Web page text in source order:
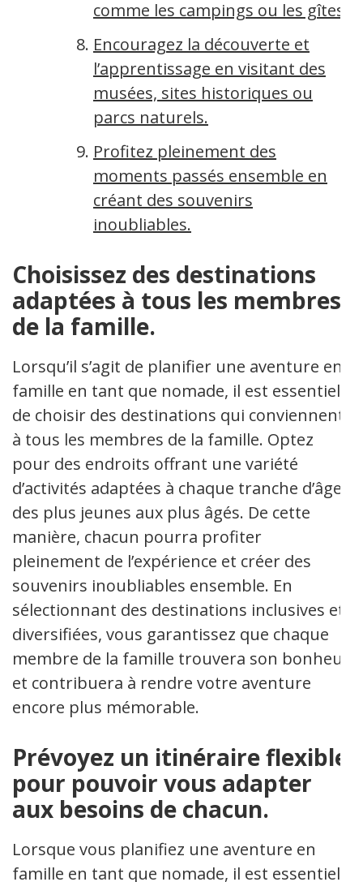
comme les campings ou les gîtes.
Encouragez la découverte et
l’apprentissage en visitant des
musées, sites historiques ou
parcs naturels.
Profitez pleinement des
moments passés ensemble en
créant des souvenirs
inoubliables.
Choisissez des destinations
adaptées à tous les membres
de la famille.
Lorsqu’il s’agit de planifier une aventure en
famille en tant que nomade, il est essentiel
de choisir des destinations qui conviennent
à tous les membres de la famille. Optez
pour des endroits offrant une variété
d’activités adaptées à chaque tranche d’âge,
des plus jeunes aux plus âgés. De cette
manière, chacun pourra profiter
pleinement de l’expérience et créer des
souvenirs inoubliables ensemble. En
sélectionnant des destinations inclusives et
diversifiées, vous garantissez que chaque
membre de la famille trouvera son bonheur
et contribuera à rendre votre aventure
encore plus mémorable.
Prévoyez un itinéraire flexible
pour pouvoir vous adapter
aux besoins de chacun.
Lorsque vous planifiez une aventure en
famille en tant que nomade, il est essentiel